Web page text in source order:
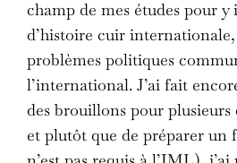
champ de mes études pour y
d’histoire cuir internationale,
problèmes politiques
l’international. J’ai fait
des brouillons pour plusieurs
et plutôt que de préparer un